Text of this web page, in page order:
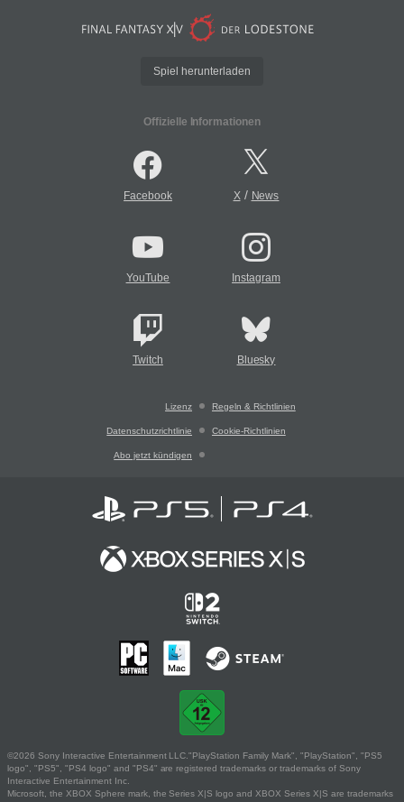
Spiel herunterladen
Offizielle Informationen
Facebook X/ News
YouTube Instagram
Twitch Bluesky
Lizenz Regeln & Richtlinien
Datenschutzrichtlinie Cookie-Richtlinien
Abo jetzt kündigen
©2026 Sony Interactive Entertainment LLC."PlayStation Family Mark", "PlayStation", "PS5
logo", "PS5", "PS4 logo" and "PS4" are registered trademarks or trademarks of Sony
Interactive Entertainment Inc.
Microsoft, the XBOX Sphere mark, the Series X|S logo and XBOX Series X|S are trademarks